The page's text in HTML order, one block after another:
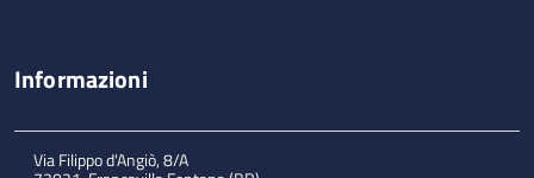
Informazioni
Via Filippo d'Angiò, 8/A